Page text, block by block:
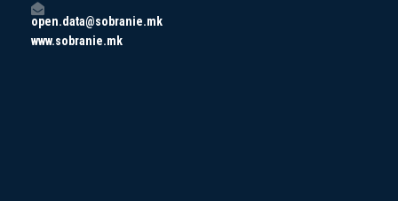
open.data@sobranie.mk
www.sobranie.mk